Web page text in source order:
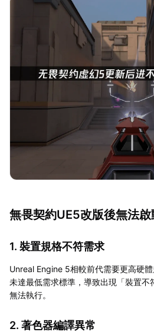
無畏契約UE5改版後無法啟
1. 裝置規格不符需求
Unreal Engine 5相較前代需要更高硬
未達最低需求標準，導致出現「裝置不
無法執行。
2. 著色器編譯異常